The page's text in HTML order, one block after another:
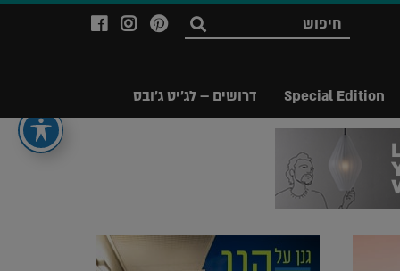
Special Edition דרושים – לג'יט ג'ובס
חפש
לעמוד
של
לעמוד
לג'יט
Legit